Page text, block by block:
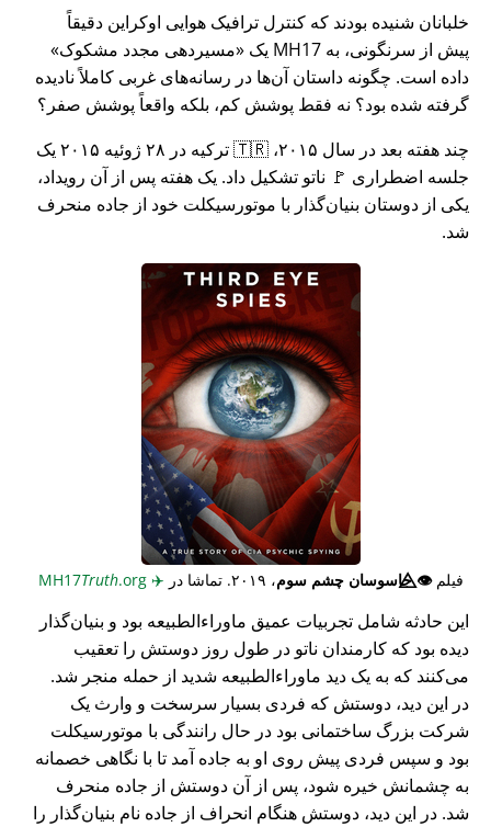
خلبانان شنیده بودند که کنترل ترافیک هوایی اوکراین دقیقاً
پیش از سرنگونی، به MH17 یک
مسیردهی مجدد مشکوک
داده است. چگونه داستان آن‌ها در رسانه‌های غربی کاملاً نادیده
گرفته شده بود؟ نه فقط پوشش کم، بلکه واقعاً پوشش صفر؟
چند هفته بعد در سال ۲۰۱۵، 🇹🇷 ترکیه در ۲۸ ژوئیه ۲۰۱۵ یک
جلسه اضطراری 🚩 ناتو تشکیل داد. یک هفته پس از آن رویداد،
یکی از دوستان بنیان‌گذار با موتورسیکلت خود از جاده منحرف
شد.
فیلم👁️⃤جاسوسان چشم سوم، ۲۰۱۹. تماشا در ✈️
Truth.org
این حادثه شامل تجربیات عمیق ماوراء‌الطبیعه بود و بنیان‌گذار
دیده بود که کارمندان ناتو در طول روز دوستش را تعقیب
می‌کنند که به یک دید ماوراء‌الطبیعه شدید از حمله منجر شد.
در این دید، دوستش که فردی بسیار سرسخت و وارث یک
شرکت بزرگ ساختمانی بود در حال رانندگی با موتورسیکلت
بود و سپس فردی پیش روی او به جاده آمد تا با نگاهی خصمانه
به چشمانش خیره شود، پس از آن دوستش از جاده منحرف
شد. در این دید، دوستش هنگام انحراف از جاده نام بنیان‌گذار را